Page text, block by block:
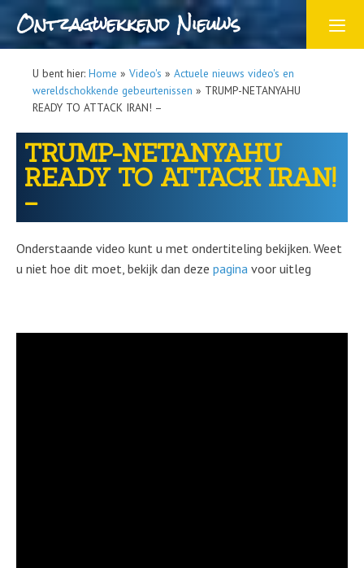
Ontzagwekkend Nieuws
U bent hier: Home » Video's » Actuele nieuws video's en
wereldschokkende gebeurtenissen » TRUMP-NETANYAHU
READY TO ATTACK IRAN! –
TRUMP-NETANYAHU
READY TO ATTACK IRAN!
–
Onderstaande video kunt u met ondertiteling bekijken. Weet
u niet hoe dit moet, bekijk dan deze pagina voor uitleg